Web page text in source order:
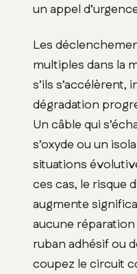
un appel
Les
multiples dans la
s’ils s’accélèrent,
dégradation
Un câble qui
s’oxyde ou un
situations
ces cas, le risque
augmente
aucune
ruban adhésif ou
coupez le circuit